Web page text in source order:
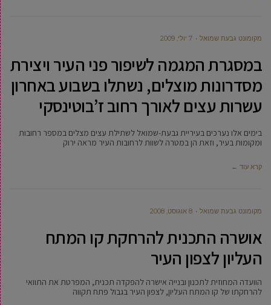
מקומונט גבעת שמואל 7 יולי, 2009
במסגרת המגמה לשיפור פני העיר ויצירת
מסדרונות מוצלים, נשתלו בשבוע באחרון
עשרות עצים לאורך רחוב ז’בוטינסקי
בימים אלו נערכים בעיריית גבעת-שמואל לשתילת עצים מצלים במספר רחובות
ומקומות בעיר, וזאת הן במטרה לשוות לרחובות העיר מראה ירוק
קרא עוד ←
מקומונט גבעת שמואל 8 אוגוסט, 2008
אושרה התכנית להרחקת קו המתח
העליון לצפון העיר
הוועדה המחוזית לתכנון ובנייה אישרה להפקדה תכנית, המפרטת את התוואי
להרחקתו של קו המתח העליון, לצפון העיר בגבול פתח תקווה